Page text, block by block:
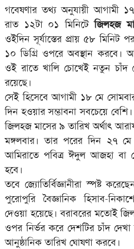
গবেষণার তথ্য অনুযায়ী আগামী
রাত ১২টা ০১ মিনিটেজিলহজ
ওইদিন সূর্যাস্তের প্রায় ৫৮ মিনিট
১০ ডিগ্রি ওপরে অবস্থান করবে।
ওই রাতে খালি চোখেই নতুন চাঁদ
রয়েছে।
সেই হিসেবে আগামী ১৮ মে
দিন হওয়ার সম্ভাবনা সবচেয়ে
জিলহজ মাসের ৯ তারিখ অর্থাৎ
মঙ্গলবার। তার পরের দিন ২৭
আমিরাতে পবিত্র ঈদুল আজহা বা
হবে।
তবে জ্যোতির্বিজ্ঞানীরা স্পষ্ট
পুরোপুরি বৈজ্ঞানিক হিসাব-
দেওয়া হয়েছে। বরাবরের মতোই
ওপর নির্ভর করে দেশটির চাঁদ
আনুষ্ঠানিক তারিখ ঘোষণা করবে।